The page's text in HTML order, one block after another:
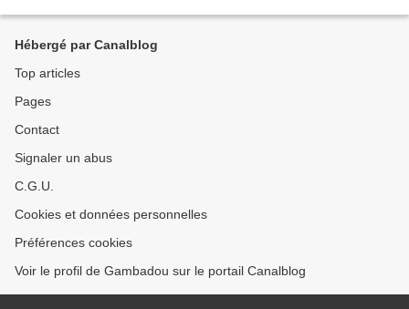
Hébergé par Canalblog
Top articles
Pages
Contact
Signaler un abus
C.G.U.
Cookies et données personnelles
Préférences cookies
Voir le profil de Gambadou sur le portail Canalblog